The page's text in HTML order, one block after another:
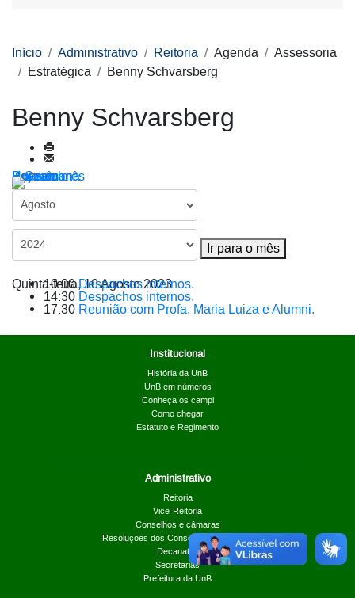
Início Administrativo Reitoria Agenda
Assessoria
Estratégica
Benny Schvarsberg
Benny Schvarsberg
Por ano
Por mês
Por semana
Hoje
Ir para o mês
Ir para o mês
Quinta-feira, 10 Agosto 2023
10:00Despachos internos.
14:30 Despachos internos.
17:30 Reunião com Profa. Maria Luiza e Alumni.
Institucional
História da UnB
UnB em números
Conheça os campi
Como chegar
Estatuto e Regimento
Administrativo
Reitoria
Vice-Reitoria
Conselhos e câmaras
Resoluções dos Conselhos Superiores
Decanatos
Secretarias
Prefeitura da UnB